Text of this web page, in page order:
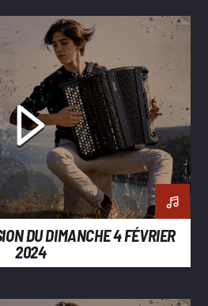
DU DIMANCHE 4 FÉVRIER
2024